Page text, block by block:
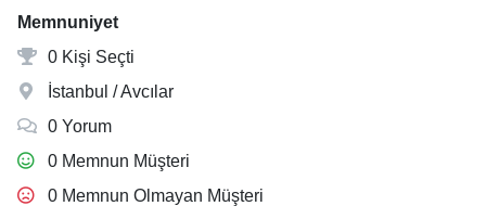
Memnuniyet
0 Kişi Seçti
İstanbul / Avcılar
0 Yorum
0 Memnun Müşteri
0 Memnun Olmayan Müşteri